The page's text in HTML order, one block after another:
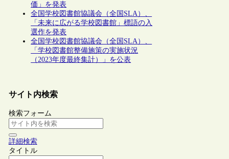
価」を発表
全国学校図書館協議会（全国SLA）、
「未来に広がる学校図書館」標語の入
選作を発表
全国学校図書館協議会（全国SLA）、
「学校図書館整備施策の実施状況
（2023年度最終集計）」を公表
サイト内検索
検索フォーム
詳細検索
タイトル